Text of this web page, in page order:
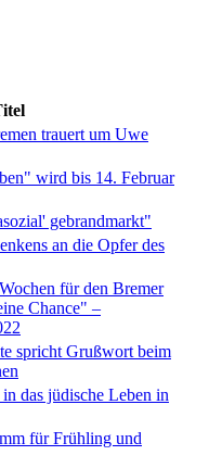
trauert um Uwe
wird bis 14. Februar
gebrandmarkt"
an die Opfer des
für den Bremer
Chance" –
spricht Grußwort beim
das jüdische Leben in
für Frühling und